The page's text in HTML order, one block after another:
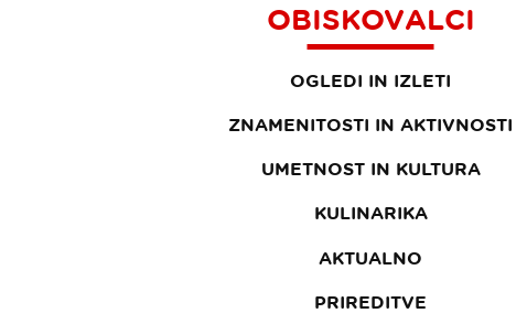
OBISKOVALCI
OGLEDI IN IZLETI
ZNAMENITOSTI IN AKTIVNOSTI
UMETNOST IN KULTURA
KULINARIKA
AKTUALNO
PRIREDITVE